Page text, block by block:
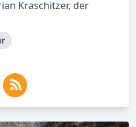
Kraschitzer, der